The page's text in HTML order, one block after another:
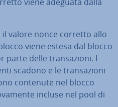
valore nonce corretto allo
viene estesa dal blocco
parte delle tran­sa­zio­ni. I
scadono e le tran­sa­zio­ni
contenute nel blocco
incluse nel pool di